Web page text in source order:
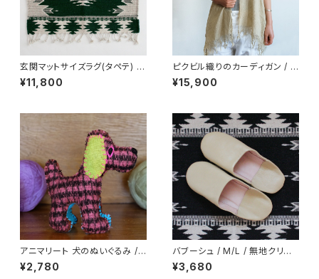
玄関マットサイズラグ(タペテ) /
Green /238/ MEXICO メキシ
コ
¥11,800
ピクビル織りのカーディガン / P
lant-dyed / GUATEMALA グ
アテマラ
¥15,900
アニマリート 犬のぬいぐるみ /2
39c/ MEXICO メキシコ
¥2,780
バブーシュ / M/L / 無地クリー
ム /166/ MOROCCO モロッコ
¥3,680